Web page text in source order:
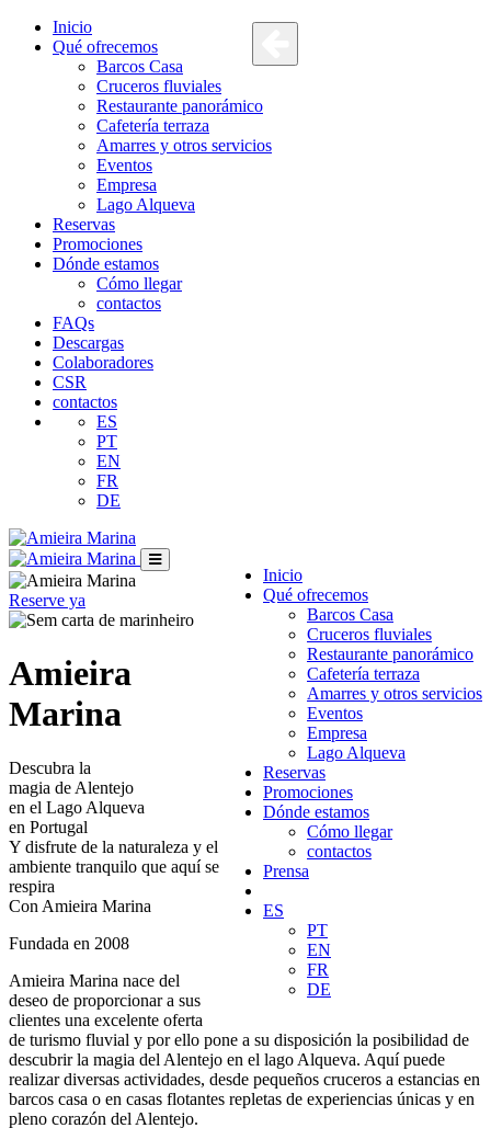
Inicio
Qué ofrecemos
Barcos Casa
Cruceros fluviales
Restaurante panorámico
Cafetería terraza
Amarres y otros servicios
Eventos
Empresa
Lago Alqueva
Reservas
Promociones
Dónde estamos
Cómo llegar
contactos
FAQs
Descargas
Colaboradores
CSR
contactos
ES
PT
EN
FR
DE
Inicio
Qué ofrecemos
Barcos Casa
Cruceros fluviales
Restaurante panorámico
Cafetería terraza
Amarres y otros servicios
Eventos
Empresa
Lago Alqueva
Reservas
Promociones
Dónde estamos
Cómo llegar
contactos
Prensa
ES
PT
EN
FR
DE
Reserve ya
Amieira
Marina
Descubra la
magia de Alentejo
en el Lago Alqueva
en Portugal
Y disfrute de la naturaleza y el
ambiente tranquilo que aquí se
respira
Con Amieira Marina
Fundada en 2008
Amieira Marina nace del
deseo de proporcionar a sus
clientes una excelente oferta
de turismo fluvial y por ello pone a su disposición la posibilidad de
descubrir la magia del Alentejo en el lago Alqueva. Aquí puede
realizar diversas actividades, desde pequeños cruceros a estancias en
barcos casa o en casas flotantes repletas de experiencias únicas y en
pleno corazón del Alentejo.